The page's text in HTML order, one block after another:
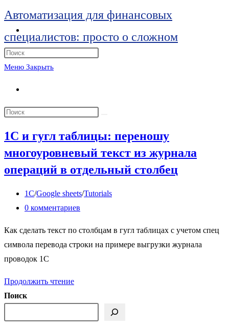
Перейти
содержимому
Автоматизация для финансовых
специалистов: просто о сложном
поиск
по
веб-
сайту
закрыть
поиска.
Меню Закрыть
по
сайту
Поиск
сайте
1C и гугл таблицы: переношу
многоуровневый текст из журнала
операций в отдельный столбец
Рубрика
записи:
1C/Google sheets/Tutorials
Комментарии
записи:
0 комментариев
Как сделать текст по столбцам в гугл таблицах с учетом спец
символа перевода строки на примере выгрузки журнала
проводок 1С
Продолжить чтение1C
таблицы:
Поиск